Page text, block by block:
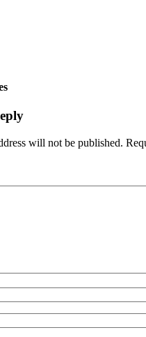
will not be published.